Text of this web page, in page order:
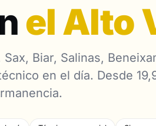
el Alto
Biar, Salinas,
en el día. Desde